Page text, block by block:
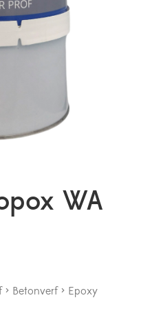
WA
Betonverf > Epoxy